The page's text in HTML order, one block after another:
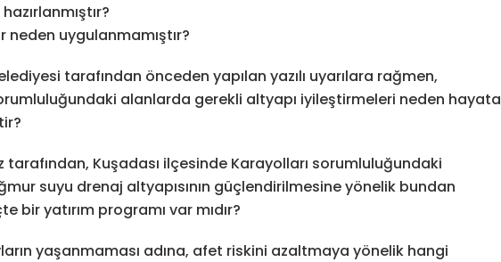
neden uygulanmamıştır?
tarafından önceden yapılan yazılı uyarılara rağmen,
alanlarda gerekli altyapı iyileştirmeleri neden hayata
tarafından, Kuşadası ilçesinde Karayolları sorumluluğundaki
suyu drenaj altyapısının güçlendirilmesine yönelik bundan
bir yatırım programı var mıdır?
yaşanmaması adına, afet riskini azaltmaya yönelik hangi